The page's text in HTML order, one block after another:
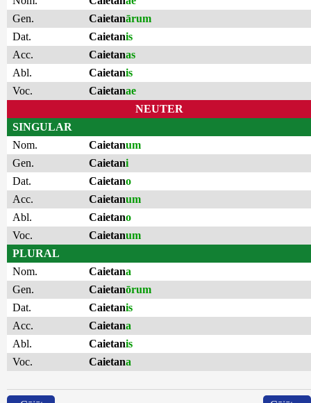
Gen.
Caietanārum
Dat.
Caietanis
Acc.
Caietanas
Abl.
Caietanis
Voc.
Caietanae
NEUTER
SINGULAR
Nom.
Caietanum
Gen.
Caietani
Dat.
Caietano
Acc.
Caietanum
Abl.
Caietano
Voc.
Caietanum
PLURAL
Nom.
Caietana
Gen.
Caietanōrum
Dat.
Caietanis
Acc.
Caietana
Abl.
Caietanis
Voc.
Caietana